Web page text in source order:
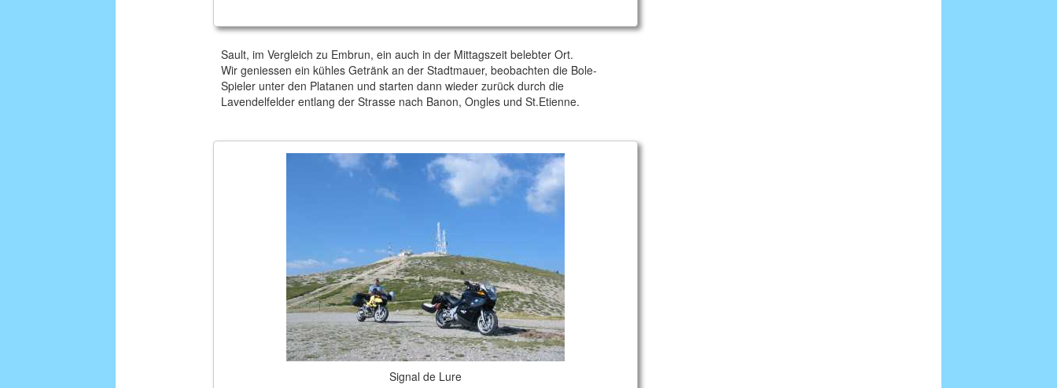
Sault, im Vergleich zu Embrun, ein auch in der Mittagszeit belebter Ort.
Wir geniessen ein kühles Getränk an der Stadtmauer, beobachten die Bole-
Spieler unter den Platanen und starten dann wieder zurück durch die
Lavendelfelder entlang der Strasse nach Banon, Ongles und St.Etienne.
Signal de Lure